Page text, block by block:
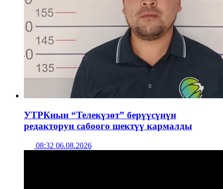
УТРКнын “Телекүзөт” берүүсүнүн
редакторун сабоого шектүү кармалды
08:32 06.08.2026